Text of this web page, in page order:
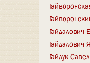
Гайдалович
Гайдалович
Гайдук